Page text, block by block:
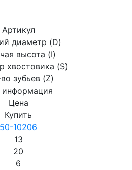
Артикул
диаметр (D)
высота (I)
хвостовика (S)
зубьев (Z)
Цена
Купить
50-10206
13
20
6